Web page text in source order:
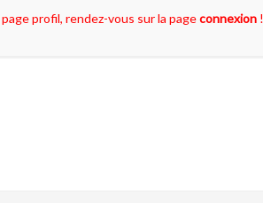
profil, rendez-vous sur la pageconnexion !